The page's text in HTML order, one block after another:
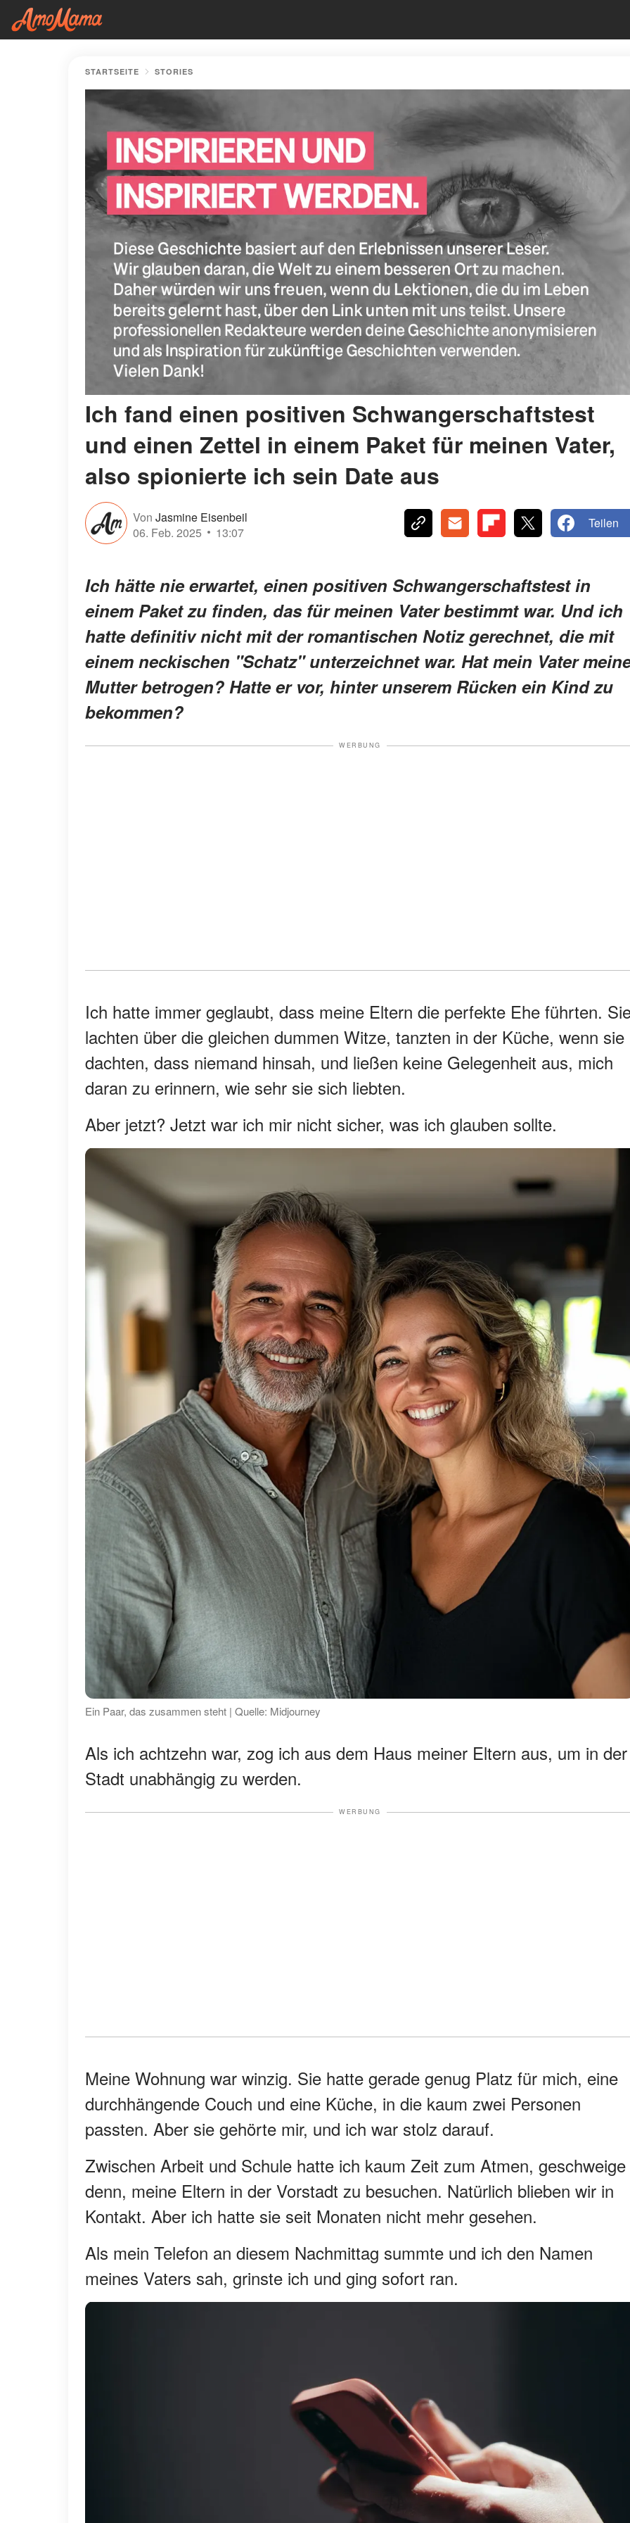
STARTSEITE STORIES
Ich fand einen positiven Schwangerschaftstest
und einen Zettel in einem Paket für meinen Vater,
also spionierte ich sein Date aus
Von Jasmine Eisenbeil
06. Feb. 2025
13:07
Teilen
Ich hätte nie erwartet, einen positiven Schwangerschaftstest in
einem Paket zu finden, das für meinen Vater bestimmt war. Und ich
hatte definitiv nicht mit der romantischen Notiz gerechnet, die mit
einem neckischen "Schatz" unterzeichnet war. Hat mein Vater
Mutter betrogen? Hatte er vor, hinter unserem Rücken ein Kind zu
bekommen?
WERBUNG
Ich hatte immer geglaubt, dass meine Eltern die perfekte Ehe führten.
lachten über die gleichen dummen Witze, tanzten in der Küche, wenn sie
dachten, dass niemand hinsah, und ließen keine Gelegenheit aus, mich
daran zu erinnern, wie sehr sie sich liebten.
Aber jetzt? Jetzt war ich mir nicht sicher, was ich glauben sollte.
Ein Paar, das zusammen steht | Quelle: Midjourney
Als ich achtzehn war, zog ich aus dem Haus meiner Eltern aus, um in der
Stadt unabhängig zu werden.
WERBUNG
Meine Wohnung war winzig. Sie hatte gerade genug Platz für mich, eine
durchhängende Couch und eine Küche, in die kaum zwei Personen
passten. Aber sie gehörte mir, und ich war stolz darauf.
Zwischen Arbeit und Schule hatte ich kaum Zeit zum Atmen, geschweige
denn, meine Eltern in der Vorstadt zu besuchen. Natürlich blieben wir in
Kontakt. Aber ich hatte sie seit Monaten nicht mehr gesehen.
Als mein Telefon an diesem Nachmittag summte und ich den Namen
meines Vaters sah, grinste ich und ging sofort ran.